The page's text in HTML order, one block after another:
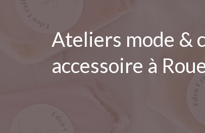
Ateliers mode &
accessoire à